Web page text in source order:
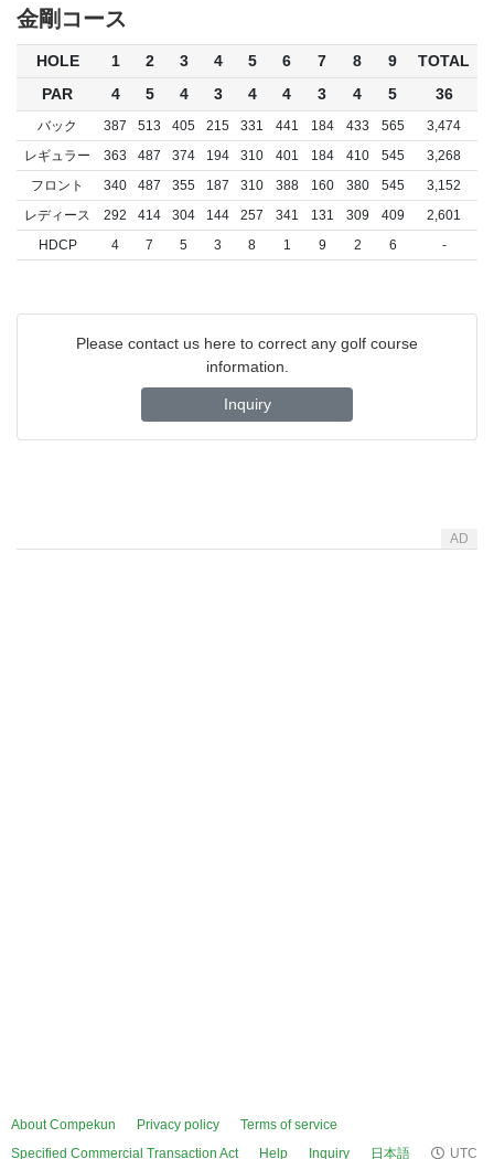
金剛コース
HOLE 1 2 3 4 5 6 7 8 9
TOTAL
PAR
4 5 4 3 4 4 3 4 5 36
バック 387 513 405 215 331 441 184 433 565
3,474
レギュラー
363 487 374 194 310 401 184 410 545
3,268
フロント
340 487 355 187 310 388 160 380 545
3,152
レディース
292 414 304 144 257 341 131 309 409
2,601
HDCP
4 7 5 3 8 1 9 2 6 -
Please contact us here to correct any golf course
information.
Inquiry
AD
About Compekun Privacy policy
Terms of service
Specified Commercial Transaction Act
Help Inquiry 日本語 UTC